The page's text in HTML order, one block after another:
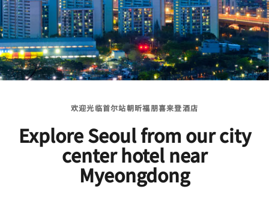
欢迎光临首尔站朝昕福朋喜来登酒店
Explore Seoul from our city
center hotel near
Myeongdong